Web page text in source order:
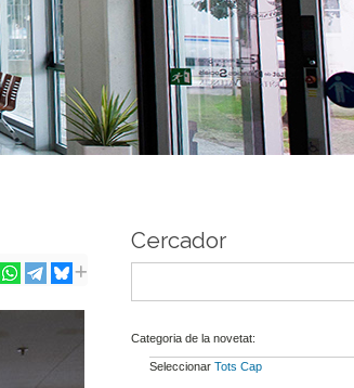
Cercador
Categoria de la novetat:
Seleccionar Tots Cap